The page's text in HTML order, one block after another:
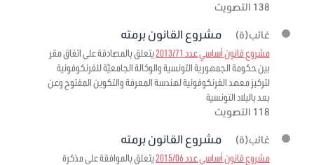
138 التصويت
غائب(ة) مشروع القانون برمته
مشروع قانون أساسي عدد 2013/71
يتعلق بالمصادقة على اتفاق مقر
بين حكومة الجمهورية التونسية والوكالة الجامعيّة للفرنكوفونية
لتركيز معهد الفرنكوفونية لهندسة المعرفة والتكوين المفتوح وعن
بعد بالبلاد التونسية
118 التصويت
غائب(ة) مشروع القانون برمته
مشروع قانون أساسي عدد 2015/06
يتعلق بالموافقة على مذكرة